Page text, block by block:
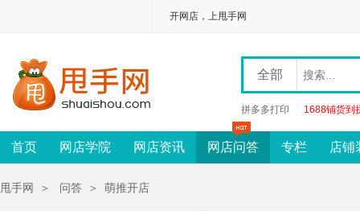
开网店，上甩手网
全部
拼多多打印 1688铺货到
首页 网店学院 网店资讯 网店问答 专栏 店铺
甩手网 ＞ 问答 ＞ 萌推开店